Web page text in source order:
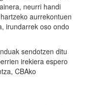
neurri handi
aurrekontuen
irundarrek oso ondo
sendotzen ditu
irekiera espero
CBAko